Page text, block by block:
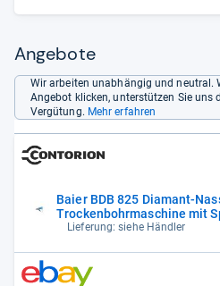
arbeitet schnell und zuverlässig.“
Angebote
Wir arbeiten unabhängig und neutral.
Angebot klicken, unterstützen Sie uns
Vergütung. Mehr erfahren
Baier BDB 825 Diamant-
Trockenbohrmaschine mit
Leistung:
Lieferung: siehe Händler